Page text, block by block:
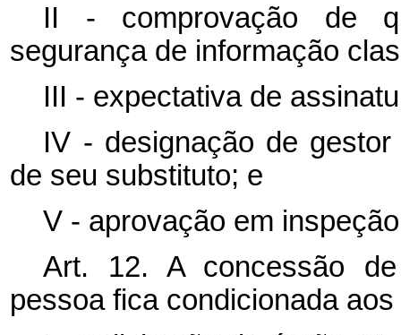
II - comprovação de
segurança de informação
III - expectativa de
IV - designação de
de seu substituto; e
V - aprovação em
Art. 12. A concessão
pessoa fica condicionada